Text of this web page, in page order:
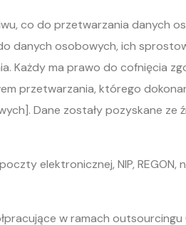
co do przetwarzania danych
danych osobowych, ich
Każdy ma prawo do cofnięcia
przetwarzania, którego
Dane zostały pozyskane ze
elektronicznej, NIP, REGON,
w ramach